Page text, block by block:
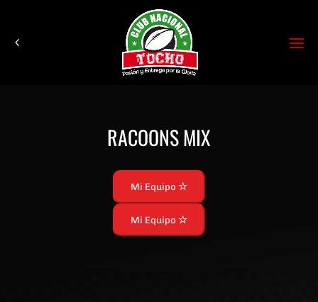
RACOONS MIX
Mi Equipo
Mi Equipo